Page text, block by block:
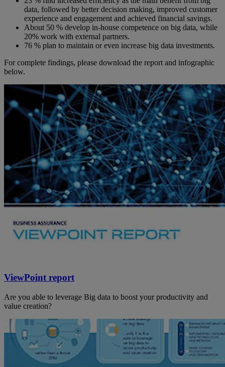
data, followed by better decision making, improved customer
experience and engagement and achieved financial savings.
About 50 % develop in-house competence on big data, while
20% work with external partners.
76 % plan to maintain or even increase big data investments.
For complete findings, please download the report and infographic
below.
ViewPoint report
Are you able to leverage Big data to boost your productivity and
value creation?